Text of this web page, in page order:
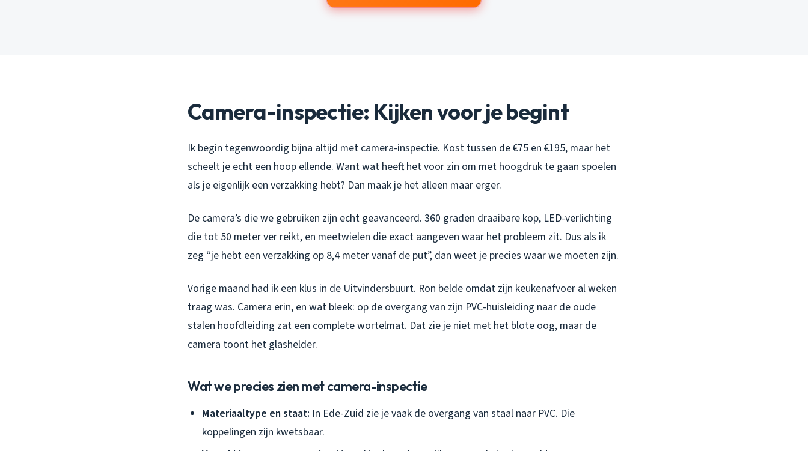
Camera-inspectie: Kijken voor je begint
Ik begin tegenwoordig bijna altijd met camera-inspectie. Kost tussen de €75 en €195, maar het
scheelt je echt een hoop ellende. Want wat heeft het voor zin om met hoogdruk te gaan spoelen
als je eigenlijk een verzakking hebt? Dan maak je het alleen maar erger.
De camera’s die we gebruiken zijn echt geavanceerd. 360 graden draaibare kop, LED-verlichting
die tot 50 meter ver reikt, en meetwielen die exact aangeven waar het probleem zit. Dus als ik
zeg “je hebt een verzakking op 8,4 meter vanaf de put”, dan weet je precies waar we moeten zijn.
Vorige maand had ik een klus in de Uitvindersbuurt. Ron belde omdat zijn keukenafvoer al weken
traag was. Camera erin, en wat bleek: op de overgang van zijn PVC-huisleiding naar de oude
stalen hoofdleiding zat een complete wortelmat. Dat zie je niet met het blote oog, maar de
camera toont het glashelder.
Wat we precies zien met camera-inspectie
Materiaaltype en staat: In Ede-Zuid zie je vaak de overgang van staal naar PVC. Die
koppelingen zijn kwetsbaar.